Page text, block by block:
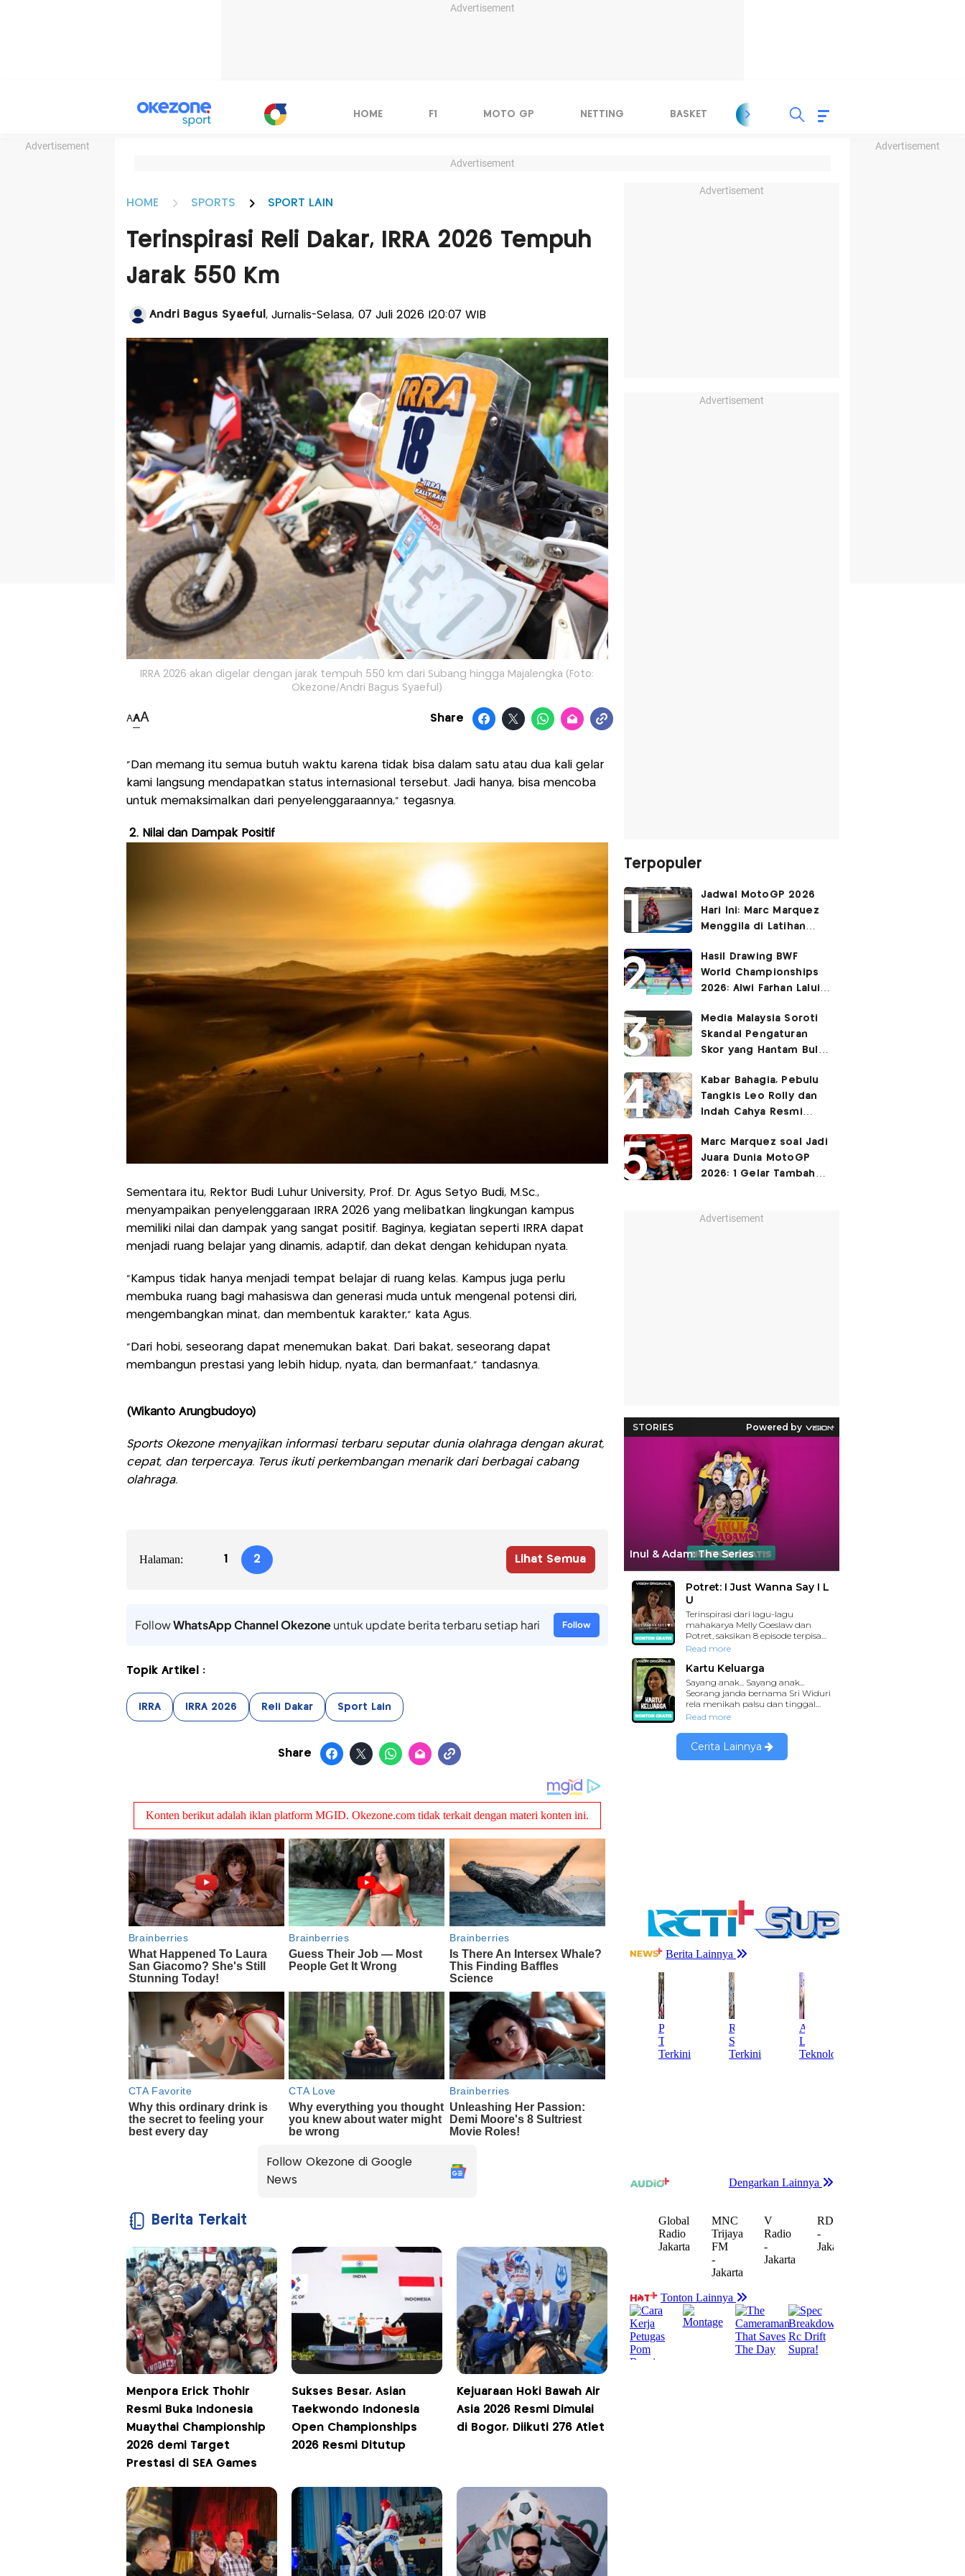
Advertisement
Advertisement Advertisement
HOME F1 MOTO GP NETTING BASKET SPORT LAIN
Advertisement
HOME SPORTS SPORT LAIN
Terinspirasi Reli Dakar, IRRA 2026 Tempuh
Jarak 550 Km
Andri Bagus Syaeful , Jurnalis-Selasa, 07 Juli 2026 |20:07 WIB
IRRA 2026 akan digelar dengan jarak tempuh 550 km dari Subang hingga Majalengka (Foto:
Okezone/Andri Bagus Syaeful)
AAA Share
“Dan memang itu semua butuh waktu karena tidak bisa dalam satu atau dua kali gelar
kami langsung mendapatkan status internasional tersebut. Jadi hanya, bisa mencoba
untuk memaksimalkan dari penyelenggaraannya," tegasnya.
2. Nilai dan Dampak Positif
Sementara itu, Rektor Budi Luhur University, Prof. Dr. Agus Setyo Budi, M.Sc.,
menyampaikan penyelenggaraan IRRA 2026 yang melibatkan lingkungan kampus
memiliki nilai dan dampak yang sangat positif. Baginya, kegiatan seperti IRRA dapat
menjadi ruang belajar yang dinamis, adaptif, dan dekat dengan kehidupan nyata.
“Kampus tidak hanya menjadi tempat belajar di ruang kelas. Kampus juga perlu
membuka ruang bagi mahasiswa dan generasi muda untuk mengenal potensi diri,
mengembangkan minat, dan membentuk karakter,” kata Agus.
“Dari hobi, seseorang dapat menemukan bakat. Dari bakat, seseorang dapat
membangun prestasi yang lebih hidup, nyata, dan bermanfaat,” tandasnya.
(Wikanto Arungbudoyo)
Sports Okezone menyajikan informasi terbaru seputar dunia olahraga dengan akurat,
cepat, dan terpercaya. Terus ikuti perkembangan menarik dari berbagai cabang
olahraga.
Halaman: 1 2 Lihat Semua
FollowWhatsApp Channel Okezoneuntuk update berita terbaru setiap hari Follow
Topik Artikel :
IRRA IRRA 2026 Reli Dakar Sport Lain
Share
Follow Okezone di Google
News
Berita Terkait
Menpora Erick Thohir
Resmi Buka Indonesia
Muaythai Championship
2026 demi Target
Prestasi di SEA Games
Sukses Besar, Asian
Taekwondo Indonesia
Open Championships
2026 Resmi Ditutup
Kejuaraan Hoki Bawah Air
Asia 2026 Resmi Dimulai
di Bogor, Diikuti 276 Atlet
Advertisement
Advertisement
Terpopuler
Jadwal MotoGP 2026
Hari Ini: Marc Marquez
Menggila di Latihan
Hasil Drawing BWF
World Championships
2026: Alwi Farhan Lalui
Dapat Bye
Media Malaysia Soroti
Skandal Pengaturan
Skor yang Hantam Bulu
Libatkan Jafar/Felisha!
Kabar Bahagia, Pebulu
Tangkis Leo Rolly dan
Indah Cahya Resmi
Marc Marquez soal Jadi
Juara Dunia MotoGP
2026: 1 Gelar Tambahan
Advertisement